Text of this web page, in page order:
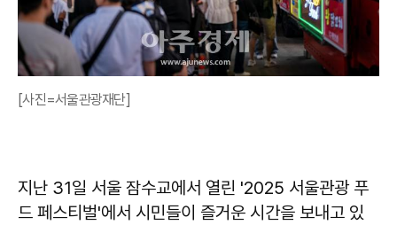
[사진=서울관광재단]
지난 31일 서울 잠수교에서 열린 '2025 서울관광 푸
드 페스티벌'에서 시민들이 즐거운 시간을 보내고 있